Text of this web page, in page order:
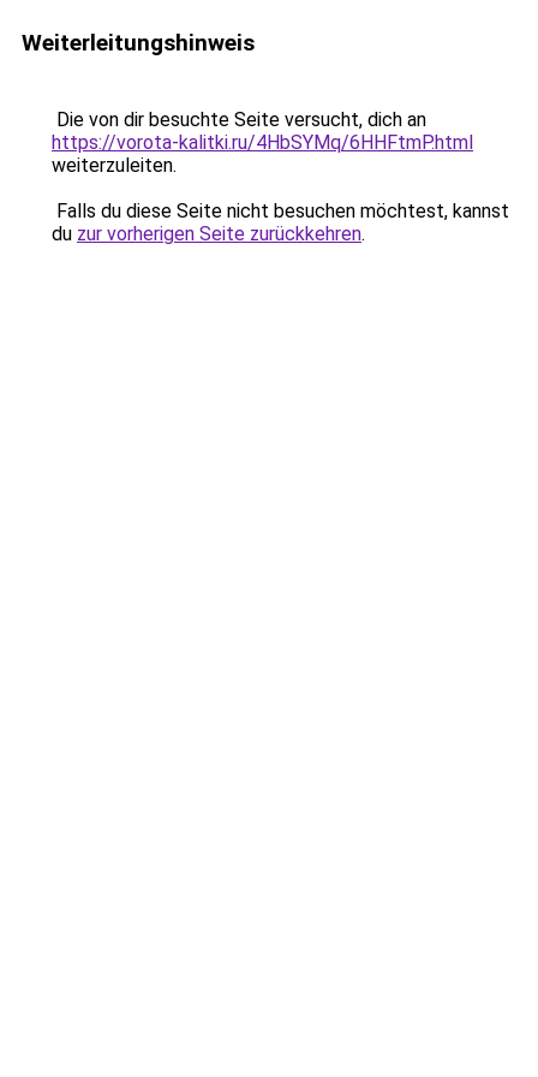
Weiterleitungshinweis
Die von dir besuchte Seite versucht, dich an
https://vorota-kalitki.ru/4HbSYMq/6HHFtmP.html
weiterzuleiten.
Falls du diese Seite nicht besuchen möchtest, kannst
du zur vorherigen Seite zurückkehren.